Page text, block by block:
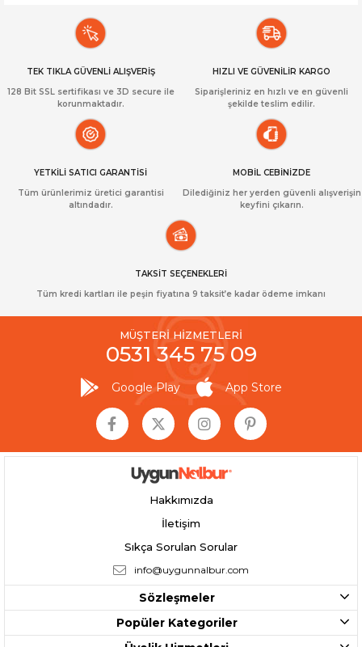
TEK TIKLA GÜVENLİ ALIŞVERİŞ
128 Bit SSL sertifikası ve 3D secure ile
korunmaktadır.
HIZLI VE GÜVENİLİR KARGO
Siparişleriniz en hızlı ve en güvenli
şekilde teslim edilir.
YETKİLİ SATICI GARANTİSİ
Tüm ürünlerimiz üretici garantisi
altındadır.
MOBİL CEBİNİZDE
Dilediğiniz her yerden güvenli alışverişin
keyfini çıkarın.
TAKSİT SEÇENEKLERİ
Tüm kredi kartları ile peşin fiyatına 9 taksit’e kadar ödeme imkanı
MÜŞTERİ HİZMETLERİ
0531 345 75 09
Google Play App Store
Hakkımızda
İletişim
Sıkça Sorulan Sorular
info@uygunnalbur.com
Sözleşmeler
Popüler Kategoriler